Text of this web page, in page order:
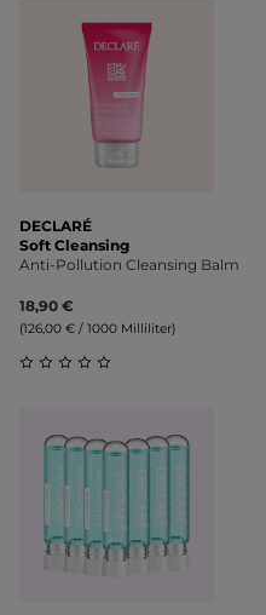
DECLARÉ
Soft Cleansing
Anti-Pollution Cleansing Balm
18,90 €
(126,00 € / 1000 Milliliter)